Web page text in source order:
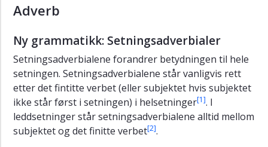
B
har
demens
C
Demens
(dementia)
D
Depresjon
Adverb
Ny grammatikk: Setningsadverbialer
Setningsadverbialene forandrer betydningen til hele
setningen. Setningsadverbialene står vanligvis rett
etter det fintitte verbet (eller subjektet hvis subjektet
ikke står først i setningen) i helsetninger[1]. I
leddsetninger står setningsadverbialene alltid mellom
subjektet og det finitte verbet[2].